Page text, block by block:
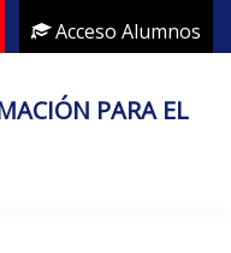
Acceso Alumnos
PARA EL